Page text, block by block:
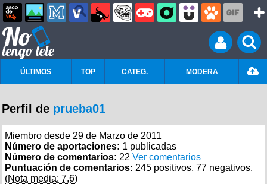
ÚLTIMOS TOP CATEG. MODERA
Perfil de prueba01
Miembro desde 29 de Marzo de 2011
Número de aportaciones: 1 publicadas
Número de comentarios: 22 Ver comentarios
Puntuación de comentarios: 245 positivos, 77 negativos.
(Nota media: 7,6)